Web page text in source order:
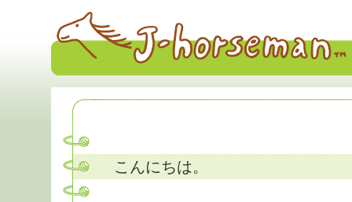
こんにちは。